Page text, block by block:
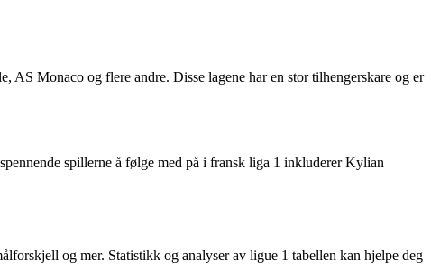
Monaco og flere andre. Disse lagene har en stor tilhengerskare og er
spillerne å følge med på i fransk liga 1 inkluderer Kylian
og mer. Statistikk og analyser av ligue 1 tabellen kan hjelpe deg